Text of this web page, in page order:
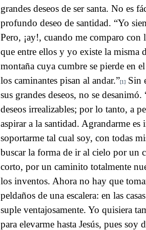
grandes deseos de ser santa. No es
profundo deseo de santidad. “Yo
Pero, ¡ay!, cuando me comparo con
que entre ellos y yo existe la misma
montaña cuya cumbre se pierde en
los caminantes pisan al andar.”[1] Sin
sus grandes deseos, no se
deseos irrealizables; por lo tanto, a
aspirar a la santidad. Agrandarme
soportarme tal cual soy, con todas
buscar la forma de ir al cielo por un
corto, por un caminito totalmente
los inventos. Ahora no hay que
peldaños de una escalera: en las
suple ventajosamente. Yo quisiera
para elevarme hasta Jesús, pues soy
*